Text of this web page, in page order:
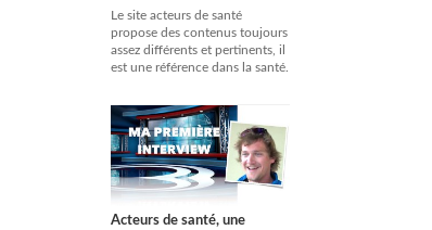
Le site acteurs de santé
propose des contenus toujours
assez différents et pertinents, il
est une référence dans la santé.
Acteurs de santé, une